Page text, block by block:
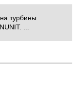
турбины.
...